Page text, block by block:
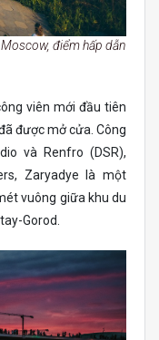
điểm hấp dẫn
viên mới đầu tiên
được mở cửa. Công
và Renfro (DSR),
Zaryadye là một
vuông giữa khu du
Gorod.